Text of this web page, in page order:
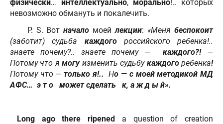
физически… интеллектуально, морально!.. которых
невозможно обмануть и покалечить.
P. S. Вотначало моей лекции: «Менябеспокоит
(заботит) судьба каждогороссийского ребенка!..
знаете почему?.. знаете почему — каждого?!—
Потому что ямогуизменить судьбу каждогоребенка!
Потому что —только я!.. Но — с моей методикой МД
АФС… э т о может сделать к, а ж д ы й».
Long ago there ripened a question of creation